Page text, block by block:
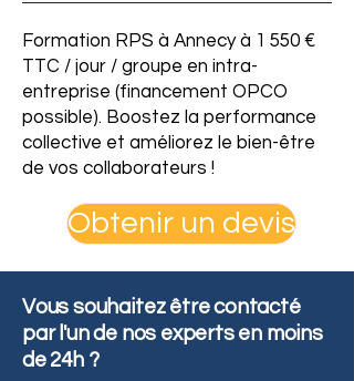
Formation RPS à Annecy à 1 550 €
TTC / jour / groupe en intra-
entreprise (financement OPCO
possible). Boostez la performance
collective et améliorez le bien-être
de vos collaborateurs !
Obtenir un devis
Vous souhaitez être contacté
par l'un de nos experts en moins
de 24h ?